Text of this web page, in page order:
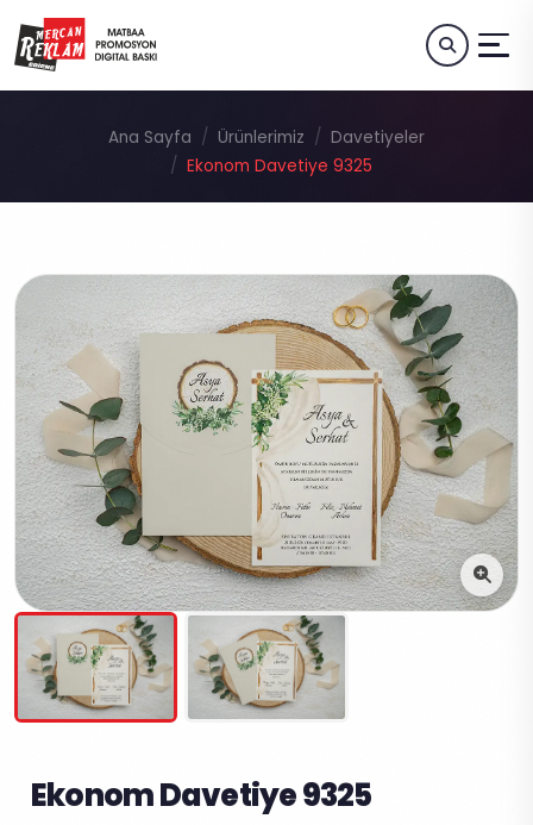
Ana Sayfa Ürünlerimiz
Davetiyeler
Ekonom Davetiye 9325
Ekonom Davetiye 9325